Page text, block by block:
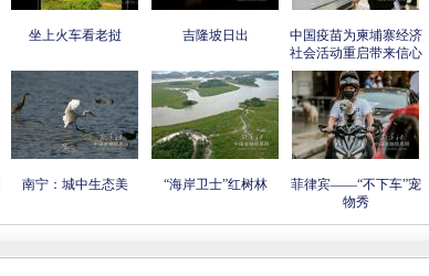
坐上火车看老挝 吉隆坡日出
中国疫苗为柬埔寨经济
社会活动重启带来信心
南宁：城中生态美 “海岸卫士”红树林
菲律宾——“不下车”宠
物秀